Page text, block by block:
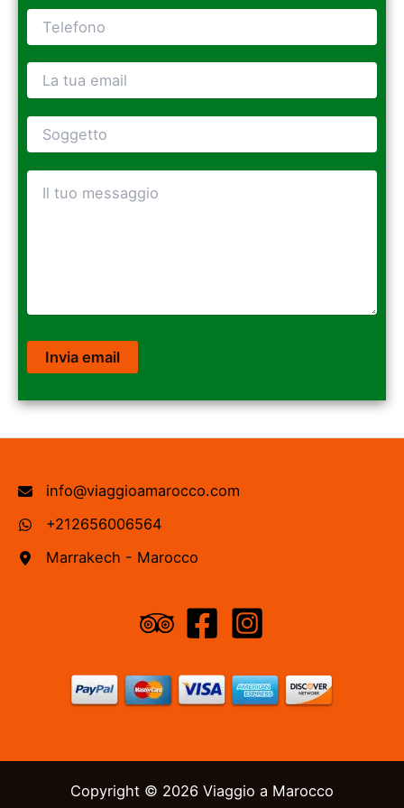
info@viaggioamarocco.com
+212656006564
Marrakech - Marocco
Copyright © 2026 Viaggio a Marocco